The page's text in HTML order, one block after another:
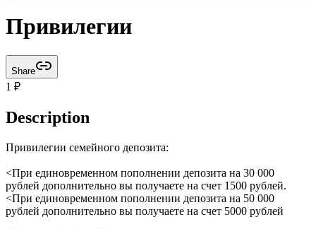
Привилегии
Share
1 ₽
Description
Привилегии семейного депозита:
<При единовременном пополнении депозита на 30 000
рублей дополнительно вы получаете на счет 1500 рублей.
<При единовременном пополнении депозита на 50 000
рублей дополнительно вы получаете на счет 5000 рублей